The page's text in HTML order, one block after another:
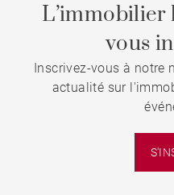
L’immobilier
vous
Inscrivez-vous à notre
actualité sur